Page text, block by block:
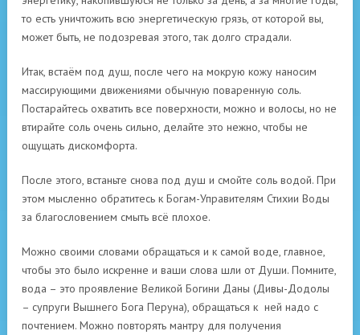
то есть уничтожить всю энергетическую грязь, от которой вы,
может быть, не подозревая этого, так долго страдали.
Итак, встаём под душ, после чего на мокрую кожу наносим
массирующими движениями обычную поваренную соль.
Постарайтесь охватить все поверхности, можно и волосы, но не
втирайте соль очень сильно, делайте это нежно, чтобы не
ощущать дискомфорта.
После этого, встаньте снова под душ и смойте соль водой. При
этом мысленно обратитесь к Богам-Управителям Стихии Воды
за благословением смыть всё плохое.
Можно своими словами обращаться и к самой воде, главное,
чтобы это было искренне и ваши слова шли от Души. Помните,
вода – это проявление Великой Богини Даны (Дивы-Додолы
– супруги Вышнего Бога Перуна), обращаться к ней надо с
почтением. Можно повторять мантру для получения